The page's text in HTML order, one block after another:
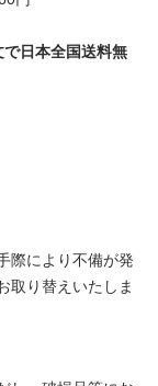
日本全国送料無
際により不備が発
取り替えいたしま